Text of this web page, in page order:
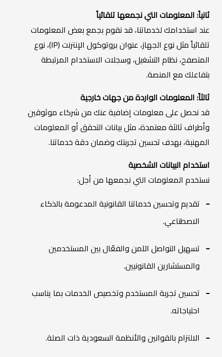
ثانياً: المعلومات التي نجمعها تلقائياً
عند استخدامك لخدماتنا، قد نقوم بجمع بعض المعلومات
تلقائياً مثل نوع الجهاز، عنوان بروتوكول الإنترنت (IP)، نوع
المتصفح، نظام التشغيل، وسجلات الاستخدام المرتبطة
بتفاعلك مع المنصة.
ثالثاً: المعلومات الواردة من جهات خارجية
قد نحصل على معلومات إضافية عنك من شركاء موثوقين
وأطراف ثالثة معتمدة، مثل بيانات التحقق أو المعلومات
المهنية، بهدف تحسين تجربتك وضمان دقة خدماتنا.
استخدام البيانات الشخصية
نستخدم المعلومات التي نجمعها من أجل:
تقديم وتحسين خدماتنا القانونية المدعومة بالذكاء
الاصطناعي.
تسهيل التواصل الآمن والفعّال بين المستخدمين
والمستشارين القانونيين.
تحسين تجربة المستخدم وتخصيص الخدمات بما يناسب
احتياجاته.
الالتزام بالقوانين والأنظمة السعودية ذات الصلة.